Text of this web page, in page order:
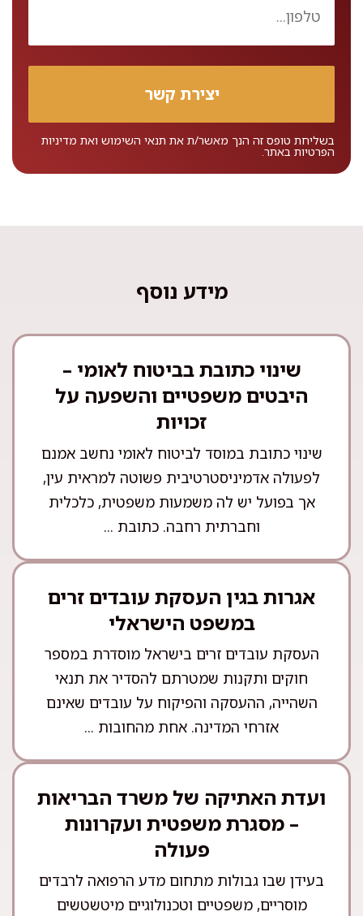
בשליחת טופס זה הנך מאשר/ת את תנאי השימוש ואת מדיניות
הפרטיות באתר.
מידע נוסף
שינוי כתובת בביטוח לאומי –
היבטים משפטיים והשפעה על
זכויות
שינוי כתובת במוסד לביטוח לאומי נחשב אמנם
לפעולה אדמיניסטרטיבית פשוטה למראית עין,
אך בפועל יש לה משמעות משפטית, כלכלית
וחברתית רחבה. כתובת ...
אגרות בגין העסקת עובדים זרים
במשפט הישראלי
העסקת עובדים זרים בישראל מוסדרת במספר
חוקים ותקנות שמטרתם להסדיר את תנאי
השהייה, ההעסקה והפיקוח על עובדים שאינם
אזרחי המדינה. אחת מהחובות ...
ועדת האתיקה של משרד הבריאות
– מסגרת משפטית ועקרונות
פעולה
בעידן שבו גבולות מתחום מדע הרפואה לרבדים
מוסריים, משפטיים וטכנולוגיים מיטשטשים